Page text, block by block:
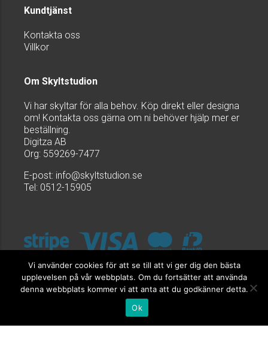
Kundtjänst
Kontakta oss
Villkor
Om Skyltstudion
Vi har skyltar för alla behov. Köp direkt eller designa
om! Kontakta oss gärna om ni behöver hjälp mer er
beställning.
Digitza AB
Org: 559269-7477
E-post: info@skyltstudion.se
Tel: 0512-15905
Vi använder cookies för att se till att vi ger dig den bästa
upplevelsen på vår webbplats. Om du fortsätter att använda
denna webbplats kommer vi att anta att du godkänner detta.
Ok